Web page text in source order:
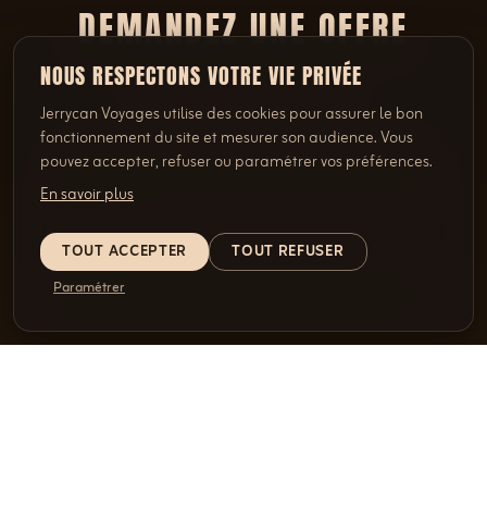
NOUS RESPECTONS VOTRE VIE PRIVÉE
Jerrycan Voyages utilise des cookies pour assurer le bon
fonctionnement du site et mesurer son audience. Vous
pouvez accepter, refuser ou paramétrer vos préférences.
En savoir plus
TOUT ACCEPTER TOUT REFUSER
Paramétrer
DEMANDEZ UNE OFFRE
SELON VOS ENVIES